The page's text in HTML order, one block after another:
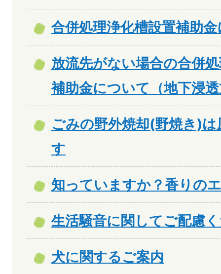
合併処理浄化槽設置補助
放流先がない場合の合併
補助金について（地下浸
ごみの野外焼却(野焼き)
す
知っていますか？香りの
生活騒音に関してご配慮
犬に関するご案内